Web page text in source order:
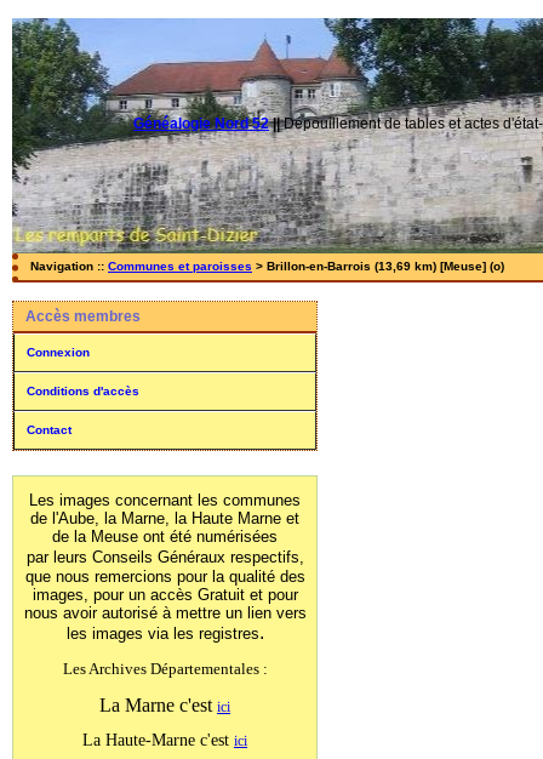
Généalogie Nord 52||Dépouillement de tables et actes
Navigation :: Communes et paroisses > Brillon-en-Barrois (13,69 km) [Meuse] (o)
Accès membres
Connexion
Conditions d'accès
Contact
Les images concernant les communes
de l'Aube, la Marne, la Haute Marne et
de la Meuse ont été numérisées
par leurs Conseils Généraux respectifs,
que nous remercions pour la qualité des
images, pour un accès Gratuit et pour
nous avoir autorisé à mettre un lien vers
les images via les registres.
Les Archives Départementales :
La Marne c'est ici
La Haute-Marne c'est ici